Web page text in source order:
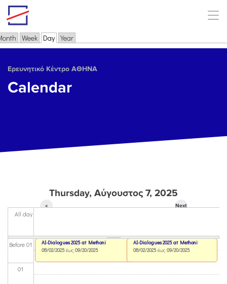
Skip to main content
Primary tabs
Week Day(active tab)
Year
Ερευνητικό Κέντρο ΑΘΗΝΑ
Calendar
Thursday, Αύγουστος 7, 2025
«
Next
All day
Before 01
01
AI-Dialogues 2025 at Methoni
08/02/2025έως 09/20/2025
AI-Dialogues 2025 at Methoni
08/02/2025έως 09/20/2025